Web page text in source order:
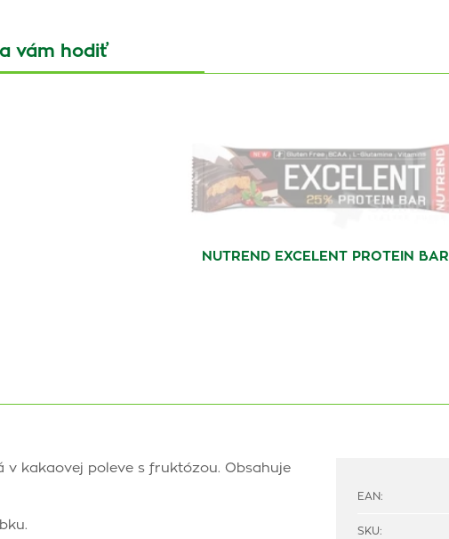
vám hodiť
NUTREND EXCELENT PROTEIN BAR
kakaovej poleve s fruktózou. Obsahuje
EAN:
SKU: